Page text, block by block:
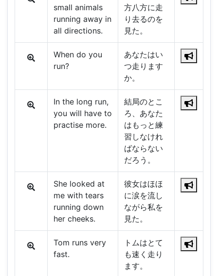
small animals
running away in
all directions.
方八方に走
り去るのを
見た。
When do you
run?
あなたはい
つ走ります
か。
In the long run,
you will have to
practise more.
結局のとこ
ろ、あなた
はもっと練
習しなけれ
ばならない
だろう。
She looked at
me with tears
running down
her cheeks.
彼女はほほ
に涙を流し
ながら私を
見た。
Tom runs very
fast.
トムはとて
も速く走り
ます。